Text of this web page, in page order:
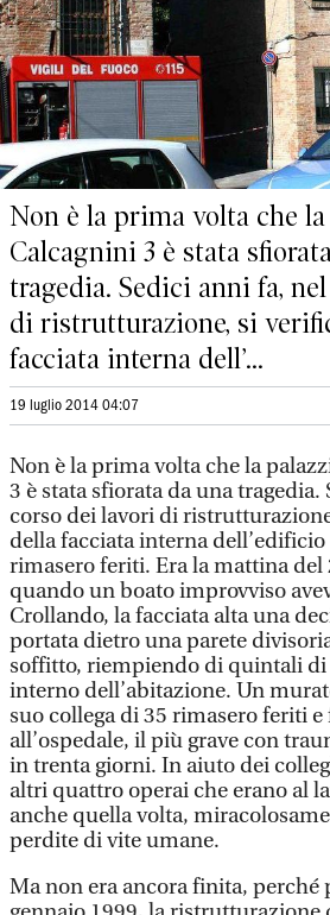
Non è la prima volta che
Calcagnini 3 è stata
tragedia. Sedici anni fa,
di ristrutturazione, si
facciata interna dell’...
19 luglio 2014 04:07
Non è la prima volta che la
3 è stata sfiorata da una
corso dei lavori di
della facciata interna
rimasero feriti. Era la mattina del
quando un boato improvviso
Crollando, la facciata alta una
portata dietro una parete
soffitto, riempiendo di quintali di
interno dell’abitazione. Un
suo collega di 35 rimasero feriti
all’ospedale, il più grave con
in trenta giorni. In aiuto dei
altri quattro operai che erano al
anche quella volta,
perdite di vite umane.
Ma non era ancora finita, perché